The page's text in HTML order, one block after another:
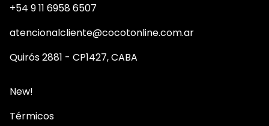
+54 9 11 6958 6507
atencionalcliente@cocotonline.com.ar
Quirós 2881 - CP1427, CABA
New!
Térmicos